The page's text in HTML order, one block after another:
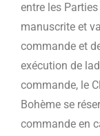
entre les
manuscrite et
commande et
exécution de
commande, le
Bohème se
commande en